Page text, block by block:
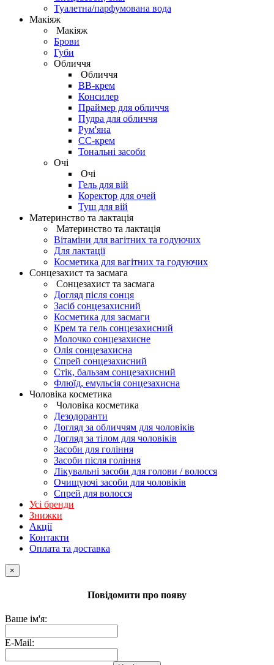
Туалетна/парфумована вода
Макіяж
Макіяж
Брови
Губи
Обличчя
Обличчя
BB-крем
Консилер
Праймер для обличчя
Пудра для обличчя
Рум'яна
СС-крем
Тональні засоби
Очі
Очі
Гель для вій
Коректор для очей
Туш для вій
Материнство та лактація
Материнство та лактація
Вітаміни для вагітних та годуючих
Для лактації
Косметика для вагітних та годуючих
Сонцезахист та засмага
Сонцезахист та засмага
Догляд після сонця
Засіб сонцезахисний
Косметика для засмаги
Крем та гель сонцезахисний
Молочко сонцезахисне
Олія сонцезахисна
Спрей сонцезахисний
Стік, бальзам сонцезахисний
Флюїд, емульсія сонцезахисна
Чоловіка косметика
Чоловіка косметика
Дезодоранти
Догляд за обличчям для чоловіків
Догляд за тілом для чоловіків
Засоби для гоління
Засоби після гоління
Лікувальні засоби для голови / волосся
Очищуючі засоби для чоловіків
Спрей для волосся
Усі бренди
Знижки
Акції
Контакти
Оплата та доставка
×
Повідомити про появу
Ваше ім'я:
E-Mail: